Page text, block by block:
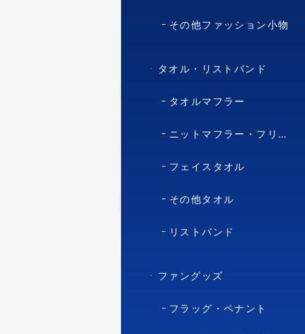
その他ファッション小物
タオル・リストバンド
タオルマフラー
ニットマフラー・フリースマフラー
フェイスタオル
その他タオル
リストバンド
ファングッズ
フラッグ・ペナント